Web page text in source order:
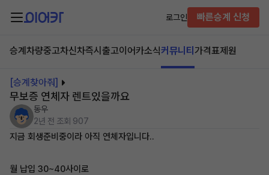
로그인 빠른승계 신청
승계차량중고차신차즉시출고이어카소식커뮤니티 가격표제원
[승계찾아줘]
무보증 연체자 렌트있을까요
동우
2년 전 조회 907
지금 회생준비중이라 아직 연체자입니다..
월 납입 30~40사이로